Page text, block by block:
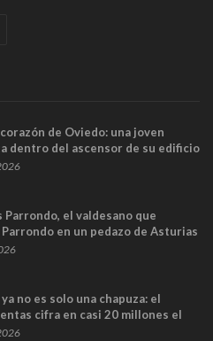
de Oviedo: una joven
dentro del ascensor de su edificio
sus últimos minutos
Parrondo, el valdesano que
en un pedazo de Asturias
ya no es solo una chapuza: el
cifra en casi 20 millones el
trenes que no cabían por los